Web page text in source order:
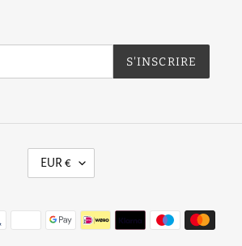
S'INSCRIRE
EUR €
Moyens
de